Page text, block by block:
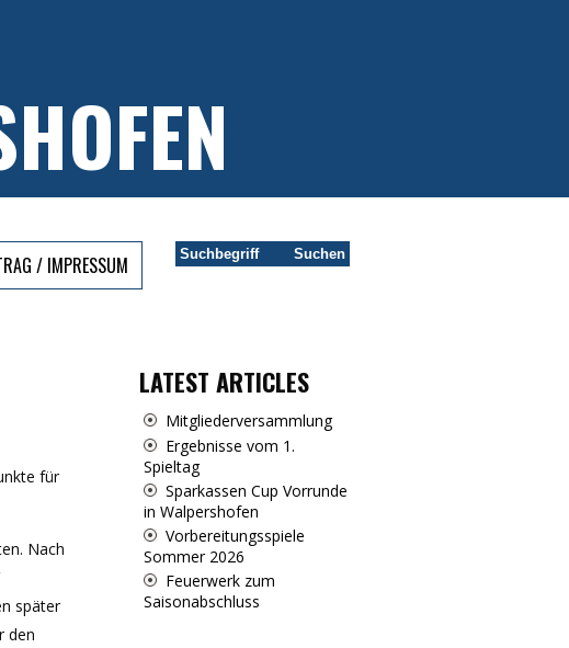
/ IMPRESSUM
für
Nach
später
den
LATEST ARTICLES
Mitgliederversammlung
Ergebnisse vom 1.
Spieltag
Sparkassen Cup Vorrunde
in Walpershofen
Vorbereitungsspiele
Sommer 2026
Feuerwerk zum
Saisonabschluss